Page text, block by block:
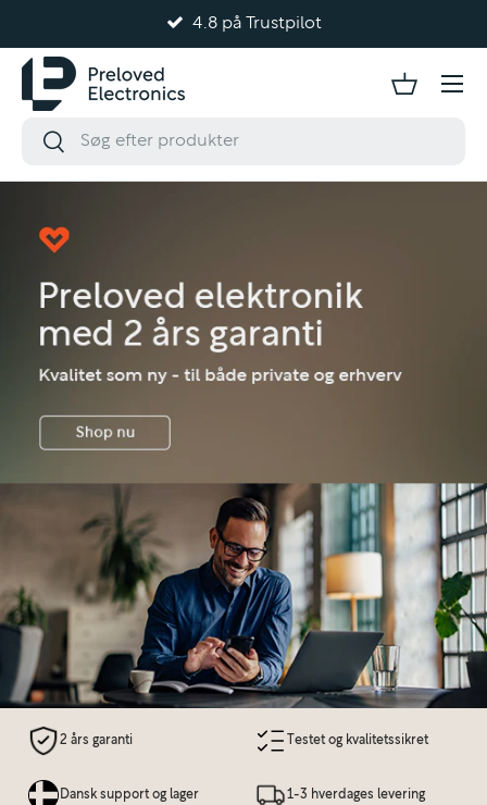
4.8 på Trustpilot
2 års garanti Testet og kvalitetssikret
Dansk support og lager 1-3 hverdages levering